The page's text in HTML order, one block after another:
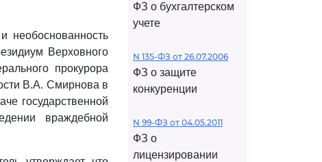
необоснованность
Верховного
прокурора
В.А. Смирнова в
государственной
враждебной
ФЗ о бухгалтерском
учете
N 135-ФЗ от 26.07.2006
ФЗ о защите
конкуренции
N 99-ФЗ от 04.05.2011
ФЗ о
лицензировании